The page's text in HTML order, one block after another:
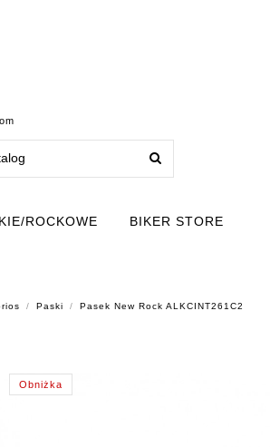
ROCKOWE BIKER STORE
Paski Pasek New Rock ALKCINT261C2
Obniżka